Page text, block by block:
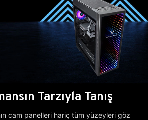
Tarzıyla Tanış
cam panelleri hariç tüm yüzeyleri göz